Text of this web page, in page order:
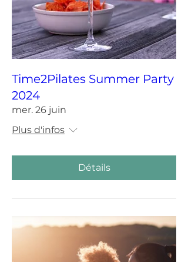
Time2Pilates Summer Party
2024
mer. 26 juin
Plus d'infos
Détails